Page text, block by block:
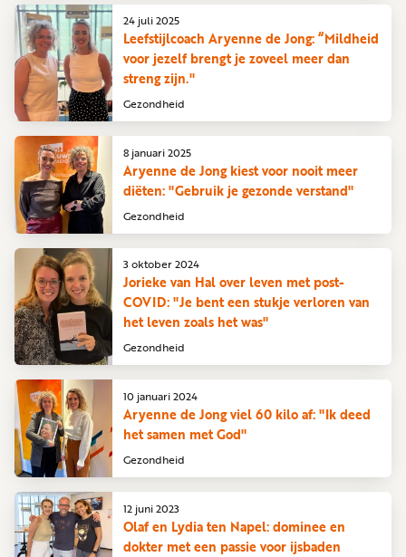
Gezondheid
Leefstijlcoach Aryenne de Jong: “Mildheid
voor jezelf brengt je zoveel meer dan
streng zijn."
24 juli 2025
Gezondheid
Aryenne de Jong kiest voor nooit meer
diëten: "Gebruik je gezonde verstand"
8 januari 2025
Gezondheid
Jorieke van Hal over leven met post-
COVID: "Je bent een stukje verloren van
het leven zoals het was"
3 oktober 2024
Gezondheid
Aryenne de Jong viel 60 kilo af: "Ik deed
het samen met God"
10 januari 2024
Olaf en Lydia ten Napel: dominee en
dokter met een passie voor ijsbaden
12 juni 2023